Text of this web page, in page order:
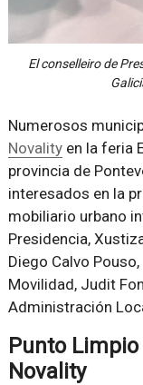
El conselleiro de
Numerosos
Novalityen la feria
provincia de
interesados en la
mobiliario urbano
Presidencia,
Diego Calvo
Movilidad, Judit
Administración
Punto
Novality